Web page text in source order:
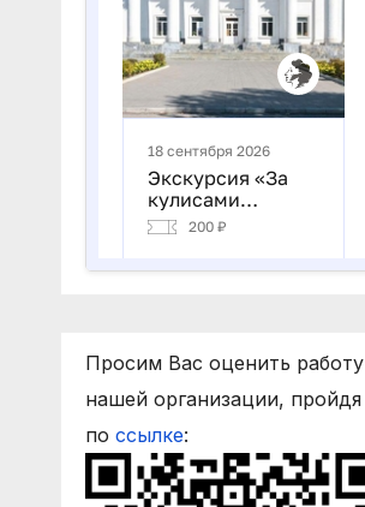
Просим Вас оценить работу
нашей организации, пройдя
по ссылке: